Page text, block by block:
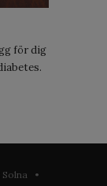
för dig
Solna •